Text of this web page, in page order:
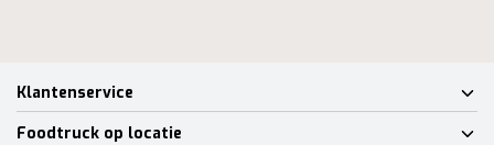
Klantenservice
Foodtruck op locatie